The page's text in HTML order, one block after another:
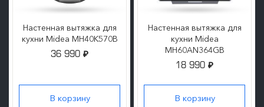
Настенная вытяжка для
кухни Midea MH40K570B
36 990 ₽
Настенная вытяжка для
кухни Midea
MH60AN364GB
18 990 ₽
ПОДРОБНЕЕ ПОДРОБНЕЕ